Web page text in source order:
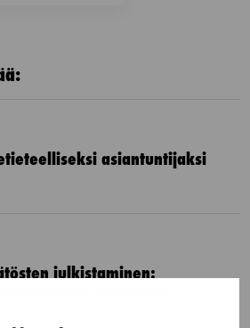
asiantuntijaksi
julkistaminen:
EUT:n ratkaisusta